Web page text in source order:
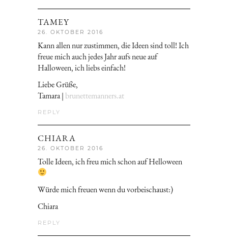
TAMEY
26. OKTOBER 2016
Kann allen nur zustimmen, die Ideen sind toll! Ich
freue mich auch jedes Jahr aufs neue auf
Halloween, ich liebs einfach!
Liebe Grüße,
Tamara |brunettemanners.at
REPLY
CHIARA
26. OKTOBER 2016
Tolle Ideen, ich freu mich schon auf Helloween
Würde mich freuen wenn du vorbeischaust:)
Chiara
REPLY